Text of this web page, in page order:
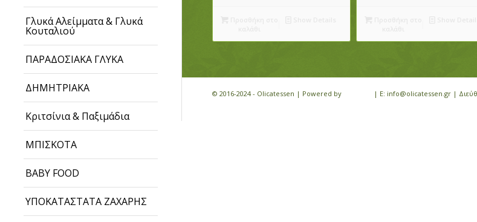
Γλυκά Αλείμματα & Γλυκά
Κουταλιού
ΠΑΡΑΔΟΣΙΑΚΑ ΓΛΥΚΑ
ΔΗΜΗΤΡΙΑΚΑ
Κριτσίνια & Παξιμάδια
ΜΠΙΣΚΟΤΑ
BABY FOOD
ΥΠΟΚΑΤΑΣΤΑΤΑ ΖΑΧΑΡΗΣ
© 2016-2024 - Olicatessen | Powered by | E: info@olicatessen.gr |